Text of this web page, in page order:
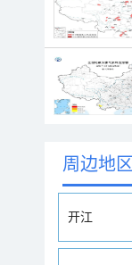
周边地区
开江